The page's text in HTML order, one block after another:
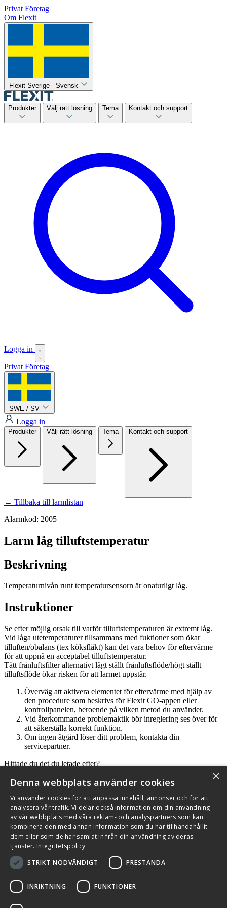
Privat Företag
Om Flexit
Flexit Sverige - Svensk
Produkter Välj rätt lösning Tema Kontakt och support
Logga in
Privat Företag
SWE / SV
Logga in
Produkter Välj rätt lösning Tema Kontakt och support
← Tillbaka till larmlistan
Alarmkod: 2005
Larm låg tilluftstemperatur
Beskrivning
Temperaturnivån runt temperatursensorn är onaturligt låg.
Instruktioner
Se efter möjlig orsak till varför tilluftstemperaturen är extremt låg.
Vid låga utetemperaturer tillsammans med fuktioner som ökar
tilluften/obalans (tex köksfläkt) kan det vara behov för eftervärme
för att uppnå en acceptabel tilluftstemperatur.
Tätt frånluftsfilter alternativt lågt ställt frånluftsflöde/högt ställt
tilluftsflöde ökar risken för att larmet uppstår.
Överväg att aktivera elementet för eftervärme med hjälp av
den procedure som beskrivs för Flexit GO-appen eller
kontrollpanelen, beroende på vilken metod du använder.
Vid återkommande problemaktik bör inreglering ses över för
att säkerställa korrekt funktion.
Om ingen åtgärd löser ditt problem, kontakta din
servicepartner.
Hittade du det du letade efter?
Källhultsvängen 5B, 672 41 Töcksfors
Se i Google Maps ↗
Kundservice
+46 (0)10 209 86 00
Kontakta oss Kontakt och support Sök återförsäljare
Integritetspolicy och cookies
×
Denna webbplats använder cookies
Vi använder cookies för att anpassa innehåll, annonser och för att
analysera vår trafik. Vi delar också information om din användning
av vår webbplats med våra reklam- och analyspartners som kan
kombinera den med annan information som du har tillhandahållit
dem eller som de har samlat in från din användning av deras
tjänster. Integritetspolicy
STRIKT NÖDVÄNDIGT
PRESTANDA
INRIKTNING FUNKTIONER